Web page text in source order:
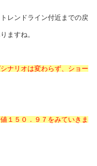
レンドライン付近までの戻
ますね。
ナリオは変わらず、ショー
１５０．９７をみていきま